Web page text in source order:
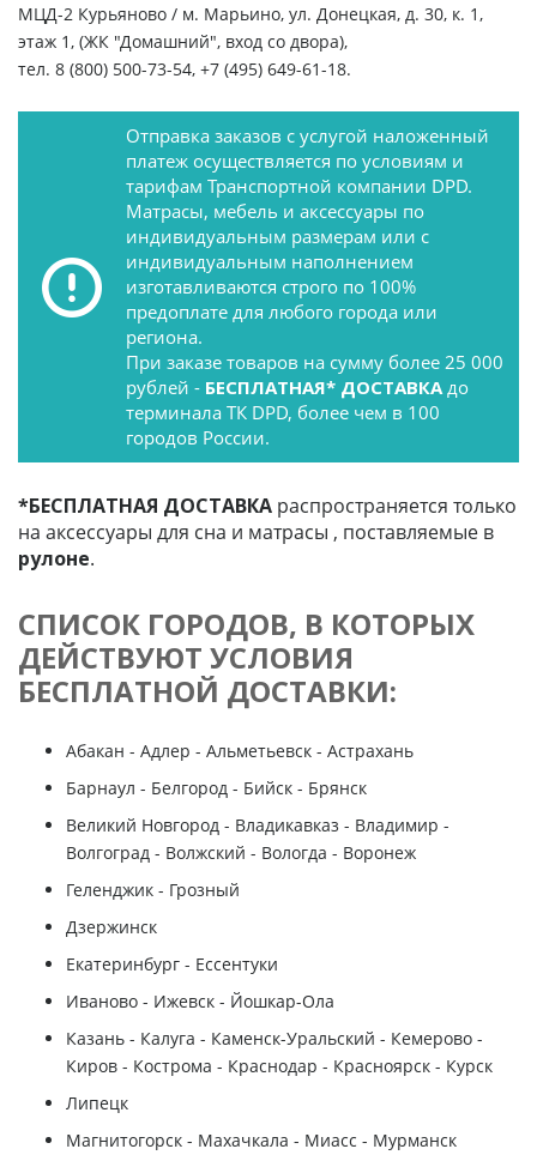
МЦД-2 Курьяново / м. Марьино, ул. Донецкая, д. 30, к. 1,
этаж 1, (ЖК "Домашний", вход со двора),
тел. 8 (800) 500-73-54, +7 (495) 649-61-18.
Отправка заказов с услугой наложенный
платеж осуществляется по условиям и
тарифам Транспортной компании DPD.
Матрасы, мебель и аксессуары по
индивидуальным размерам или с
индивидуальным наполнением
изготавливаются строго по 100%
предоплате для любого города или
региона.
При заказе товаров на сумму более 25 000
рублей - БЕСПЛАТНАЯ* ДОСТАВКАдо
терминала ТК DPD, более чем в 100
городов России.
*БЕСПЛАТНАЯ ДОСТАВКА распространяется только
на аксессуары для сна и матрасы , поставляемые в
рулоне.
СПИСОК ГОРОДОВ, В КОТОРЫХ
ДЕЙСТВУЮТ УСЛОВИЯ
БЕСПЛАТНОЙ ДОСТАВКИ:
Абакан - Адлер - Альметьевск - Астрахань
Барнаул - Белгород - Бийск - Брянск
Великий Новгород - Владикавказ - Владимир -
Волгоград - Волжский - Вологда - Воронеж
Геленджик - Грозный
Дзержинск
Екатеринбург - Ессентуки
Иваново - Ижевск - Йошкар-Ола
Казань - Калуга - Каменск-Уральский - Кемерово -
Киров - Кострома - Краснодар - Красноярск - Курск
Липецк
Магнитогорск - Махачкала - Миасс - Мурманск